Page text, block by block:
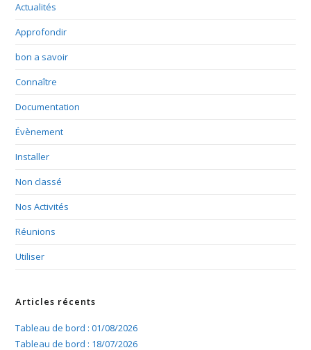
Actualités
Approfondir
bon a savoir
Connaître
Documentation
Évènement
Installer
Non classé
Nos Activités
Réunions
Utiliser
Articles récents
Tableau de bord : 01/08/2026
Tableau de bord : 18/07/2026